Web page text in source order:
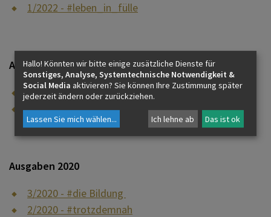
1/2022 - #leben_in_fülle
Ausgaben 2021
2/2021 - #wie feiern wir?
1/2021 - #Solidarität
Ausgaben 2020
3/2020 - #die Bildung
2/2020 - #trotzdemnah
Hallo! Könnten wir bitte einige zusätzliche Dienste für
Sonstiges, Analyse, Systemtechnische Notwendigkeit &
Social Media aktivieren? Sie können Ihre Zustimmung später
jederzeit ändern oder zurückziehen.
Lassen Sie mich wählen... Ich lehne ab Das ist ok